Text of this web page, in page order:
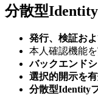
分散型
発行、検証お
本人確認機能
バックエンド
選択的開示を
分散型Identity